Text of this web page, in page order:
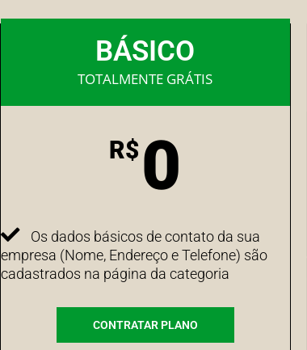
BÁSICO
TOTALMENTE GRÁTIS
R$0
Os dados básicos de contato da sua
empresa (Nome, Endereço e Telefone) são
cadastrados na página da categoria
CONTRATAR PLANO